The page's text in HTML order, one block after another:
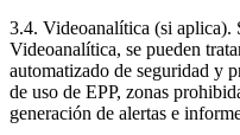
3.4. Videoanalítica (si aplica).
Videoanalítica, se pueden
automatizado de seguridad y
de uso de EPP, zonas
generación de alertas e